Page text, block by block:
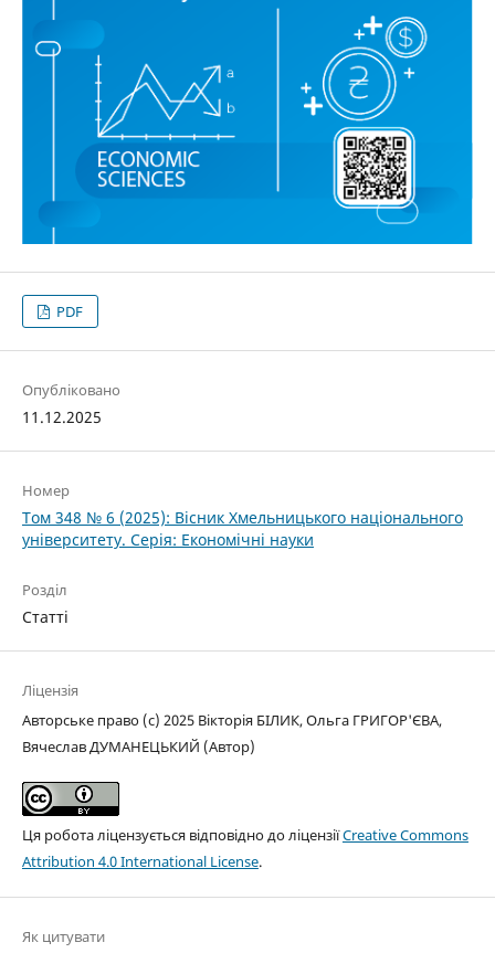
PDF
Опубліковано
11.12.2025
Номер
Том 348 № 6 (2025): Вісник Хмельницького національного
університету. Серія: Економічні науки
Розділ
Статті
Ліцензія
Авторське право (c) 2025 Вікторія БІЛИК, Ольга ГРИГОР'ЄВА,
Вячеслав ДУМАНЕЦЬКИЙ (Автор)
Ця робота ліцензується відповідно до ліцензіїCreative Commons
Attribution 4.0 International License.
Як цитувати